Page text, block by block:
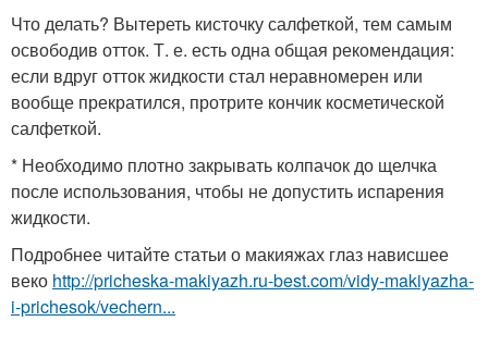
Что делать? Вытереть кисточку салфеткой, тем самым
освободив отток. Т. е. есть одна общая рекомендация:
если вдруг отток жидкости стал неравномерен или
вообще прекратился, протрите кончик косметической
салфеткой.
* Необходимо плотно закрывать колпачок до щелчка
после использования, чтобы не допустить испарения
жидкости.
Подробнее читайте статьи о макияжах глаз нависшее
веко http://pricheska-makiyazh.ru-best.com/vidy-makiyazha-
i-prichesok/vechern...